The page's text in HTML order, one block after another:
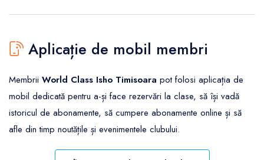
Aplicație de mobil membri
Membrii World Class Isho Timisoara pot folosi aplicația de
mobil dedicată pentru a-și face rezervări la clase, să își vadă
istoricul de abonamente, să cumpere abonamente online și să
afle din timp noutățile și evenimentele clubului.